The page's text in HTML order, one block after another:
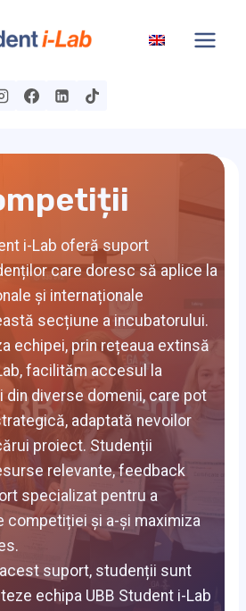
i-Lab oferă suport
care doresc să aplice la
și internaționale
secțiune a incubatorului.
echipei, prin rețeaua extinsă
facilităm accesul la
din diverse domenii, care pot
adaptată nevoilor
proiect. Studenții
relevante, feedback
specializat pentru a
competiției și a-și maximiza
suport, studenții sunt
echipa UBB Student i-Lab